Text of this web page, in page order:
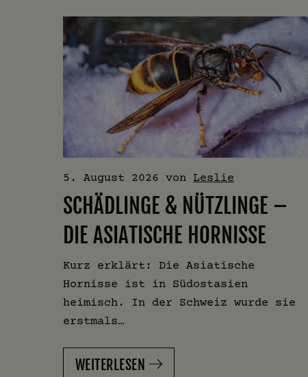
5. August 2026 von Leslie
SCHÄDLINGE & NÜTZLINGE –
DIE ASIATISCHE HORNISSE
Kurz erklärt: Die Asiatische
Hornisse ist in Südostasien
heimisch. In der Schweiz wurde sie
erstmals…
WEITERLESEN